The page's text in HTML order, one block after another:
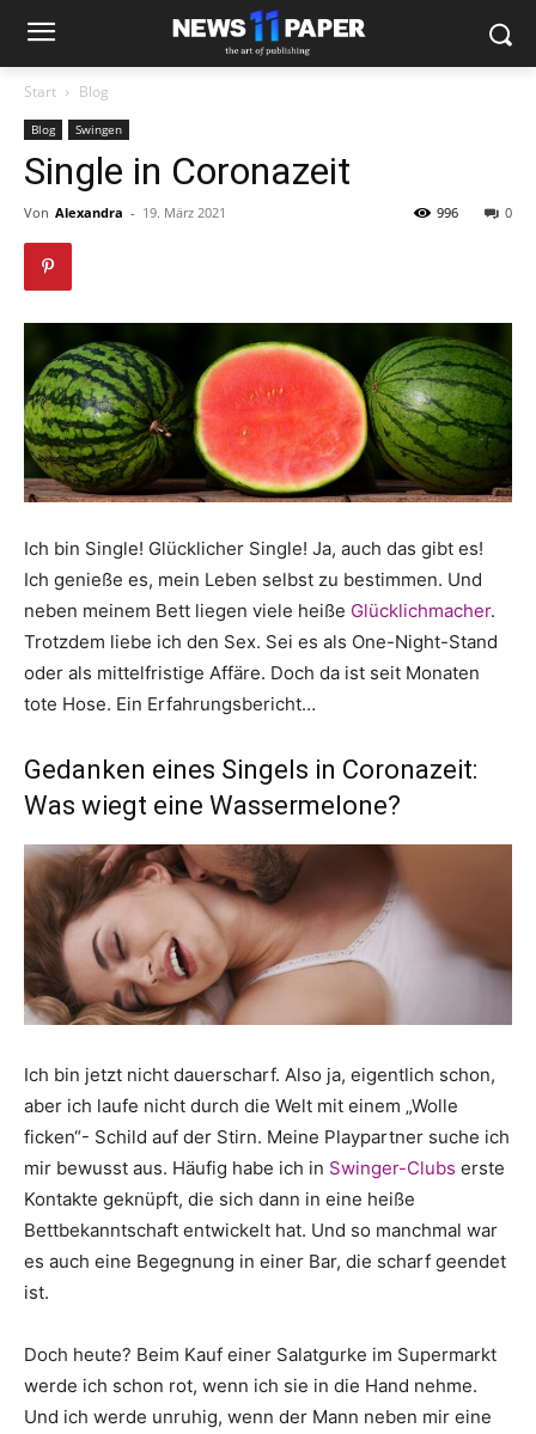
Start Blog
Blog Swingen
Single in Coronazeit
Von Alexandra - 19. März 2021 0
996
Ich bin Single! Glücklicher Single! Ja, auch das gibt es!
Ich genieße es, mein Leben selbst zu bestimmen. Und
neben meinem Bett liegen viele heiße Glücklichmacher.
Trotzdem liebe ich den Sex. Sei es als One-Night-Stand
oder als mittelfristige Affäre. Doch da ist seit Monaten
tote Hose. Ein Erfahrungsbericht…
Gedanken eines Singels in Coronazeit:
Was wiegt eine Wassermelone?
Ich bin jetzt nicht dauerscharf. Also ja, eigentlich schon,
aber ich laufe nicht durch die Welt mit einem „Wolle
ficken“- Schild auf der Stirn. Meine Playpartner suche ich
mir bewusst aus. Häufig habe ich in Swinger-Clubs erste
Kontakte geknüpft, die sich dann in eine heiße
Bettbekanntschaft entwickelt hat. Und so manchmal war
es auch eine Begegnung in einer Bar, die scharf geendet
ist.
Doch heute? Beim Kauf einer Salatgurke im Supermarkt
werde ich schon rot, wenn ich sie in die Hand nehme.
Und ich werde unruhig, wenn der Mann neben mir eine